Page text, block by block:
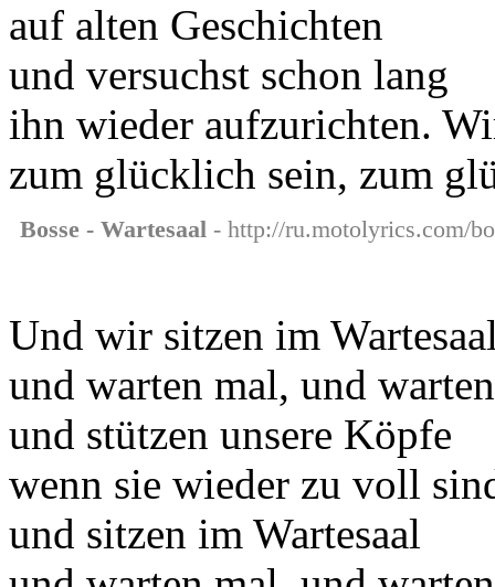
auf alten Geschichten
und versuchst schon lang
ihn wieder aufzurichten.
zum glücklich sein, zum
Bosse - Wartesaal - http://ru.motolyrics.com/
Und wir sitzen im
und warten mal, und
und stützen unsere Köpfe
wenn sie wieder zu voll
und sitzen im Wartesaal